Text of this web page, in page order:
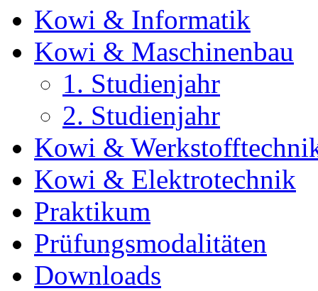
Kowi & Informatik
Kowi & Maschinenbau
1. Studienjahr
2. Studienjahr
Kowi &
Kowi & Elektrotechnik
Praktikum
Prüfungsmodalitäten
Downloads